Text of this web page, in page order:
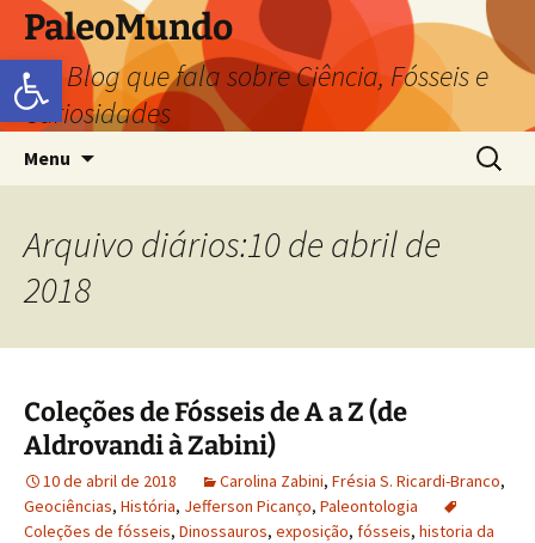
Abrir a barra de ferramentas
PaleoMundo
um Blog que fala sobre Ciência, Fósseis e
Curiosidades
Menu
Arquivo diários:10 de abril de
2018
Coleções de Fósseis de A a Z (de
Aldrovandi à Zabini)
10 de abril de 2018 Carolina Zabini, Frésia S. Ricardi-Branco,
Geociências, História, Jefferson Picanço, Paleontologia
Coleções de fósseis, Dinossauros, exposição, fósseis, historia da